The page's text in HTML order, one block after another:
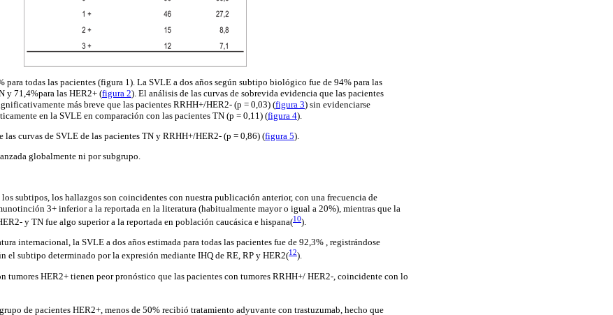
para todas las pacientes (figura 1). La SVLE a dos años según subtipo biológico fue de 94% para las
y 71,4%para las HER2+ (figura 2). El análisis de las curvas de sobrevida evidencia que las pacientes
más breve que las pacientes RRHH+/HER2- (p = 0,03) (figura 3) sin evidenciarse
en la SVLE en comparación con las pacientes TN (p = 0,11) (figura 4).
las curvas de SVLE de las pacientes TN y RRHH+/HER2- (p = 0,86) (figura 5).
globalmente ni por subgrupo.
subtipos, los hallazgos son coincidentes con nuestra publicación anterior, con una frecuencia de
3+ inferior a la reportada en la literatura (habitualmente mayor o igual a 20%), mientras que la
y TN fue algo superior a la reportada en población caucásica e hispana(10).
internacional, la SVLE a dos años estimada para todas las pacientes fue de 92,3% , registrándose
el subtipo determinado por la expresión mediante IHQ de RE, RP y HER2(12).
tumores HER2+ tienen peor pronóstico que las pacientes con tumores RRHH+/ HER2-, coincidente con lo
de pacientes HER2+, menos de 50% recibió tratamiento adyuvante con trastuzumab, hecho que